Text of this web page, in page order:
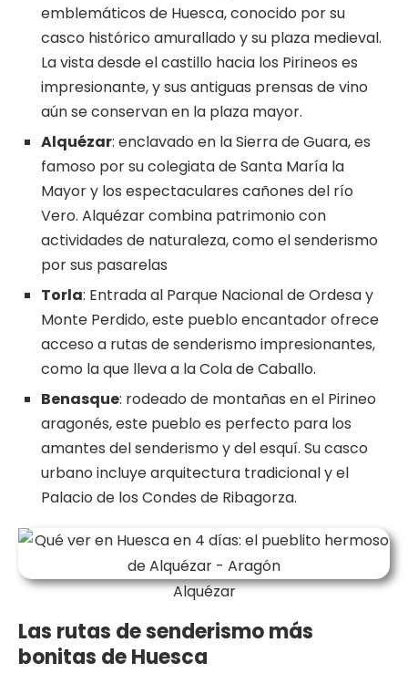
emblemáticos de Huesca, conocido por su
casco histórico amurallado y su plaza medieval.
La vista desde el castillo hacia los Pirineos es
impresionante, y sus antiguas prensas de vino
aún se conservan en la plaza mayor​.
Alquézar: enclavado en la Sierra de Guara, es
famoso por su colegiata de Santa María la
Mayor y los espectaculares cañones del río
Vero. Alquézar combina patrimonio con
actividades de naturaleza, como el senderismo
por sus pasarelas​
Torla: Entrada al Parque Nacional de Ordesa y
Monte Perdido, este pueblo encantador ofrece
acceso a rutas de senderismo impresionantes,
como la que lleva a la Cola de Caballo​.
Benasque: rodeado de montañas en el Pirineo
aragonés, este pueblo es perfecto para los
amantes del senderismo y del esquí. Su casco
urbano incluye arquitectura tradicional y el
Palacio de los Condes de Ribagorza​.
Alquézar
Las rutas de senderismo más
bonitas de Huesca